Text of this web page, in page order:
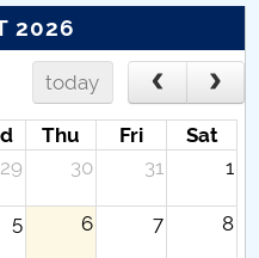
2026
today
Thu Fri
Sat
29 30 31 1
5 6 7 8